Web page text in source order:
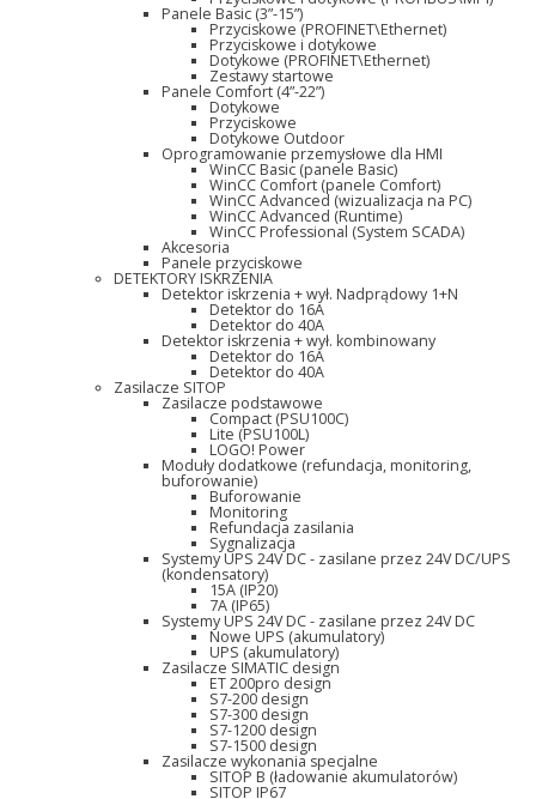
Panele Basic (3”-15”)
Przyciskowe (PROFINET\Ethernet)
Przyciskowe i dotykowe
Dotykowe (PROFINET\Ethernet)
Zestawy startowe
Panele Comfort (4”-22”)
Dotykowe
Przyciskowe
Dotykowe Outdoor
Oprogramowanie przemysłowe dla HMI
WinCC Basic (panele Basic)
WinCC Comfort (panele Comfort)
WinCC Advanced (wizualizacja na PC)
WinCC Advanced (Runtime)
WinCC Professional (System SCADA)
Akcesoria
Panele przyciskowe
DETEKTORY ISKRZENIA
Detektor iskrzenia + wył. Nadprądowy 1+N
Detektor do 16A
Detektor do 40A
Detektor iskrzenia + wył. kombinowany
Detektor do 16A
Detektor do 40A
Zasilacze SITOP
Zasilacze podstawowe
Compact (PSU100C)
Lite (PSU100L)
LOGO! Power
Moduły dodatkowe (refundacja, monitoring,
buforowanie)
Buforowanie
Monitoring
Refundacja zasilania
Sygnalizacja
Systemy UPS 24V DC - zasilane przez 24V DC/UPS
(kondensatory)
15A (IP20)
7A (IP65)
Systemy UPS 24V DC - zasilane przez 24V DC
Nowe UPS (akumulatory)
UPS (akumulatory)
Zasilacze SIMATIC design
ET 200pro design
S7-200 design
S7-300 design
S7-1200 design
S7-1500 design
Zasilacze wykonania specjalne
SITOP B (ładowanie akumulatorów)
SITOP IP67